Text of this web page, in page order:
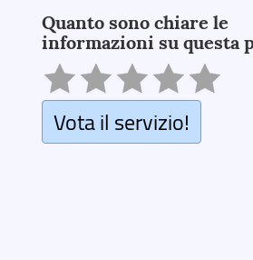
Quanto sono chiare le
informazioni su questa
Vota il servizio!